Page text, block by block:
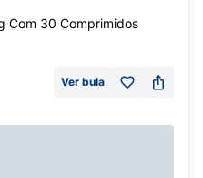
Com 30 Comprimidos
Ver bula